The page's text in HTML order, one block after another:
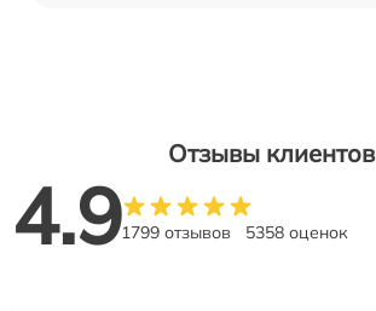
Отзывы клиентов
4.91799 отзывов 5358 оценок